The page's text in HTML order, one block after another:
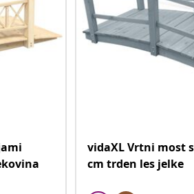
vidaXL Vrtni most
cm trden les jelke